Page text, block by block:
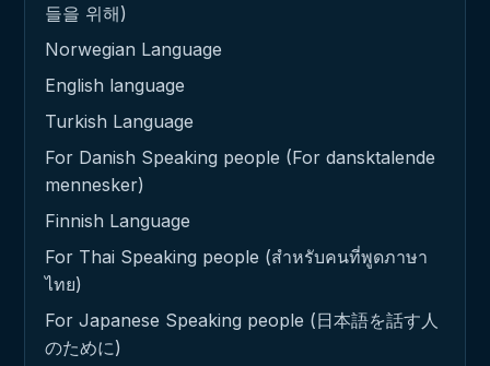
들을 위해)
Norwegian Language
English language
Turkish Language
For Danish Speaking people (For dansktalende
mennesker)
Finnish Language
For Thai Speaking people (สำหรับคนที่พูดภาษา
ไทย)
For Japanese Speaking people (日本語を話す人
のために)